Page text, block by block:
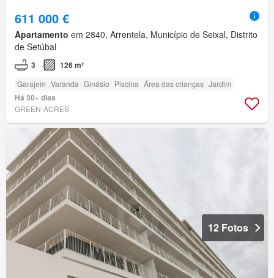
611 000 €
Apartamento em 2840, Arrentela, Município de Seixal, Distrito
de Setúbal
3 126 m²
Garajem Varanda Ginásio Piscina Área das crianças Jardim
Há 30+ dias
GREEN-ACRES
12 Fotos